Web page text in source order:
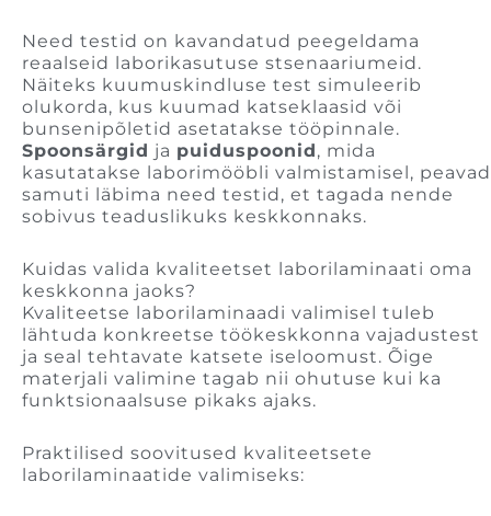
Need testid on kavandatud peegeldama
reaalseid laborikasutuse stsenaariumeid.
Näiteks kuumuskindluse test simuleerib
olukorda, kus kuumad katseklaasid või
bunsenipõletid asetatakse tööpinnale.
Spoonsärgid ja puiduspoonid , mida
kasutatakse laborimööbli valmistamisel, peavad
samuti läbima need testid, et tagada nende
sobivus teaduslikuks keskkonnaks.
Kuidas valida kvaliteetset laborilaminaati oma
keskkonna jaoks?
Kvaliteetse laborilaminaadi valimisel tuleb
lähtuda konkreetse töökeskkonna vajadustest
ja seal tehtavate katsete iseloomust. Õige
materjali valimine tagab nii ohutuse kui ka
funktsionaalsuse pikaks ajaks.
Praktilised soovitused kvaliteetsete
laborilaminaatide valimiseks: